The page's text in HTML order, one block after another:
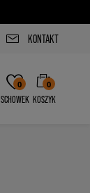
KONTAKT
0
SCHOWEK
0
KOSZYK